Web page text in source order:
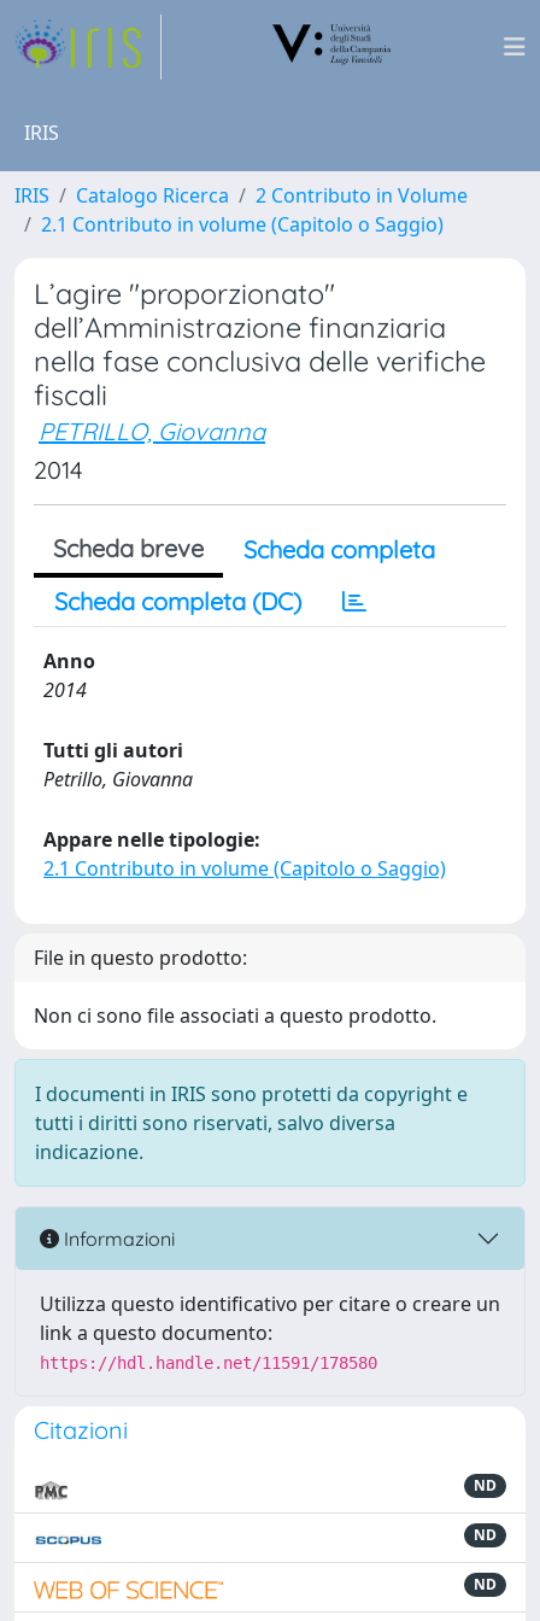
IRIS
IRIS Catalogo Ricerca
2 Contributo in Volume
2.1 Contributo in volume (Capitolo o Saggio)
L’agire "proporzionato"
dell’Amministrazione finanziaria
nella fase conclusiva delle verifiche
fiscali
PETRILLO, Giovanna
2014
Scheda breve
Scheda completa
Scheda completa (DC)
Anno
2014
Tutti gli autori
Petrillo, Giovanna
Appare nelle tipologie:
2.1 Contributo in volume (Capitolo o Saggio)
File in questo prodotto:
Non ci sono file associati a questo prodotto.
I documenti in IRIS sono protetti da copyright e
tutti i diritti sono riservati, salvo diversa
indicazione.
Informazioni
Utilizza questo identificativo per citare o creare un
link a questo documento:
https://hdl.handle.net/11591/178580
Citazioni
ND
ND
ND